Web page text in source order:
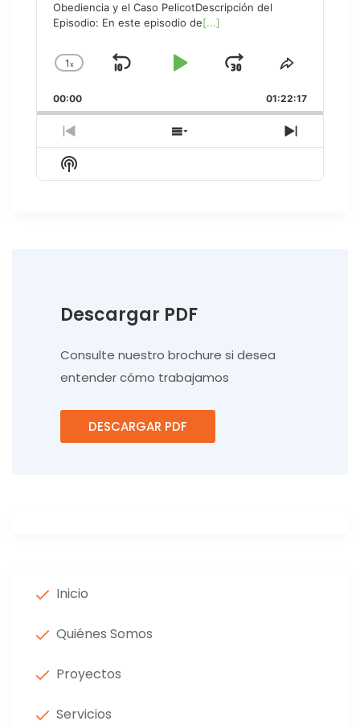
Obediencia y el Caso PelicotDescripción del
Episodio: En este episodio de[...]
Change
Rate
1x
Skip
Play
Jump
Forward
Share
Episode
00:00 01:22:17
Previous
Episode
Show
Episodes
Next
Episode
Show
Podcast
Descargar PDF
Consulte nuestro brochure si desea
entender cómo trabajamos
DESCARGAR PDF
Inicio
Quiénes Somos
Proyectos
Servicios